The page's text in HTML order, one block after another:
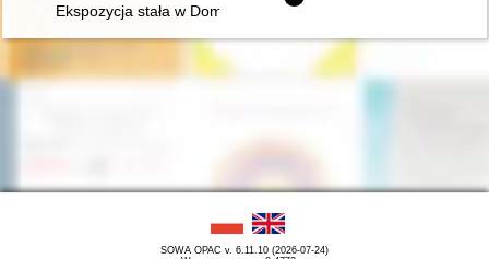
Ekspozycja stała w Domu Urodzenia Fryderyka Chopina w
SOWA OPAC v. 6.11.10 (2026-07-24)